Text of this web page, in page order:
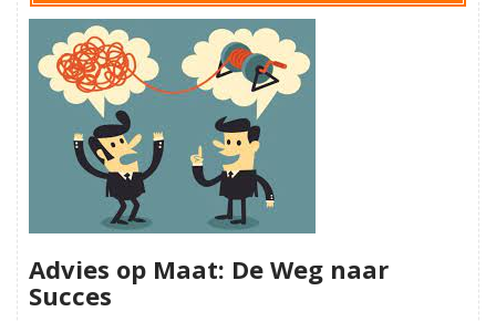
Advies op Maat: De Weg naar
Succes